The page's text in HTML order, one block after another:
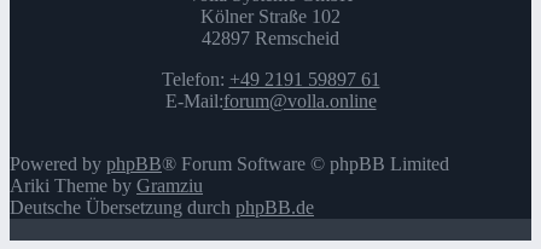
Kölner Straße 102
42897 Remscheid
Telefon: +49 2191 59897 61
E-Mail:forum@volla.online
Powered by phpBB® Forum Software © phpBB Limited
Ariki Theme by Gramziu
Deutsche Übersetzung durch phpBB.de